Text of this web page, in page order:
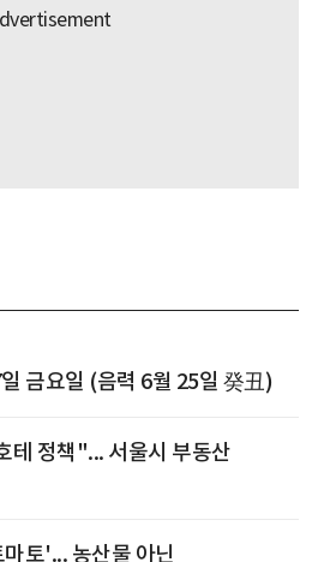
금요일 (음력 6월 25일 癸丑)
정책"... 서울시 부동산
토'... 농산물 아닌